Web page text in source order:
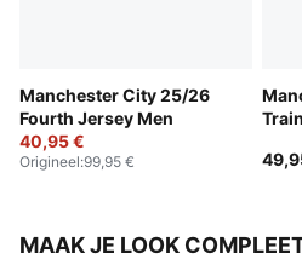
Manchester City 25/26
Fourth Jersey Men
40,95 €
Origineel:99,95 €
MAAK JE LOOK